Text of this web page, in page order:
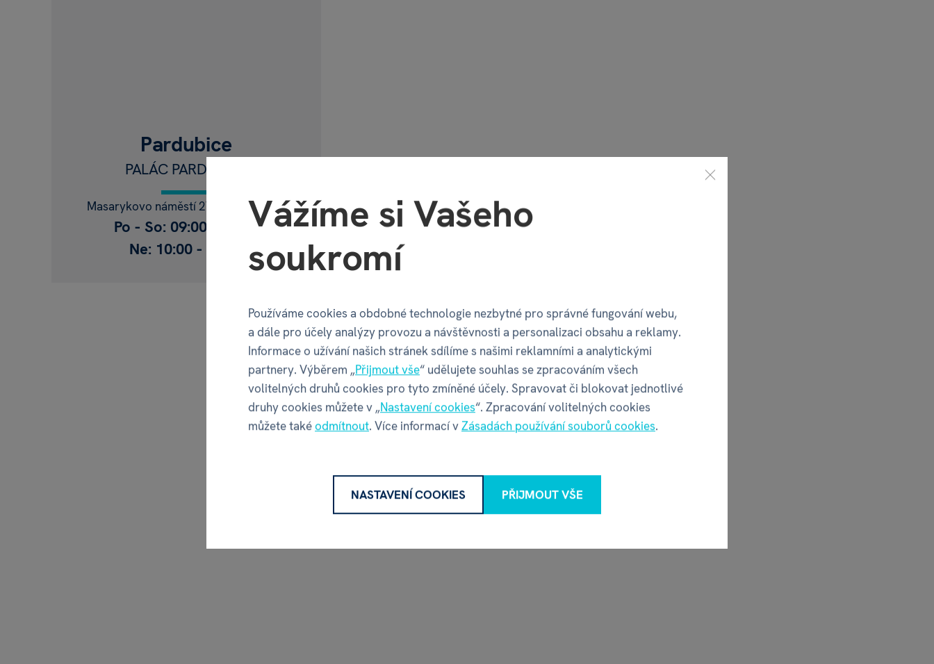
balónek ,100% originál
TO CHCI
Pardubice
PALÁC PARDUBICE
Masarykovo náměstí 2799, Pardubice
Po - So: 09:00 - 21:00
Ne: 10:00 - 21:00
Vážíme si Vašeho
soukromí
Používáme cookies a obdobné technologie nezbytné pro správné fungování webu,
a dále pro účely analýzy provozu a návštěvnosti a personalizaci obsahu a reklamy.
Informace o užívání našich stránek sdílíme s našimi reklamními a analytickými
partnery. Výběrem „Přijmout vše“ udělujete souhlas se zpracováním všech
volitelných druhů cookies pro tyto zmíněné účely. Spravovat či blokovat jednotlivé
druhy cookies můžete v „Nastavení cookies“. Zpracování volitelných cookies
můžete takéodmítnout. Více informací vZásadách používání souborů cookies.
NASTAVENÍ COOKIES PŘIJMOUT VŠE